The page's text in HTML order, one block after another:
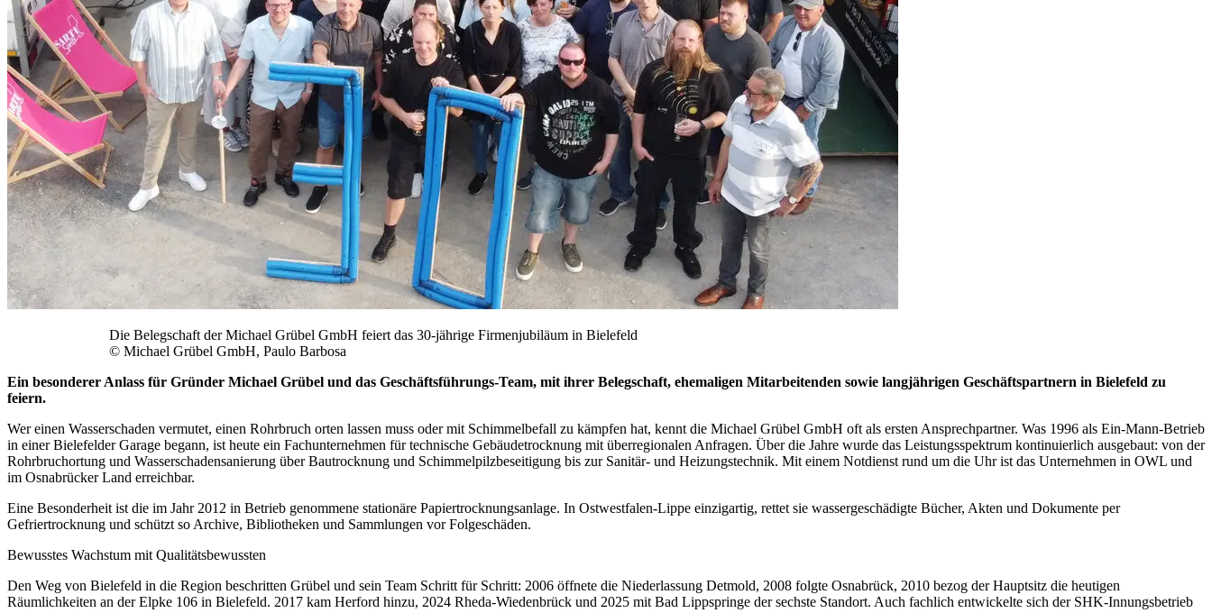
Die Belegschaft der Michael Grübel GmbH feiert das 30-jährige Firmenjubiläum in Bielefeld
© Michael Grübel GmbH, Paulo Barbosa
Ein besonderer Anlass für Gründer Michael Grübel und das Geschäftsführungs-Team, mit ihrer Belegschaft, ehemaligen Mitarbeitenden sowie langjährigen Geschäftspartnern in Bielefeld zu
feiern.
Wer einen Wasserschaden vermutet, einen Rohrbruch orten lassen muss oder mit Schimmelbefall zu kämpfen hat, kennt die Michael Grübel GmbH oft als ersten Ansprechpartner. Was 1996 als Ein-Mann-Betrieb
in einer Bielefelder Garage begann, ist heute ein Fachunternehmen für technische Gebäudetrocknung mit überregionalen Anfragen. Über die Jahre wurde das Leistungsspektrum kontinuierlich ausgebaut: von der
Rohrbruchortung und Wasserschadensanierung über Bautrocknung und Schimmelpilzbeseitigung bis zur Sanitär- und Heizungstechnik. Mit einem Notdienst rund um die Uhr ist das Unternehmen in OWL und
im Osnabrücker Land erreichbar.
Eine Besonderheit ist die im Jahr 2012 in Betrieb genommene stationäre Papiertrocknungsanlage. In Ostwestfalen-Lippe einzigartig, rettet sie wassergeschädigte Bücher, Akten und Dokumente per
Gefriertrocknung und schützt so Archive, Bibliotheken und Sammlungen vor Folgeschäden.
Bewusstes Wachstum mit Qualitätsbewussten
Den Weg von Bielefeld in die Region beschritten Grübel und sein Team Schritt für Schritt: 2006 öffnete die Niederlassung Detmold, 2008 folgte Osnabrück, 2010 bezog der Hauptsitz die heutigen
Räumlichkeiten an der Elpke 106 in Bielefeld. 2017 kam Herford hinzu, 2024 Rheda-Wiedenbrück und 2025 mit Bad Lippspringe der sechste Standort. Auch fachlich entwickelte sich der SHK-Innungsbetrieb